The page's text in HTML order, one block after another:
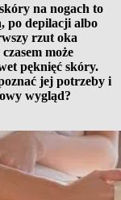
na nogach to
po depilacji albo
rzut oka
może
pęknięć skóry.
jej potrzeby i
wygląd?